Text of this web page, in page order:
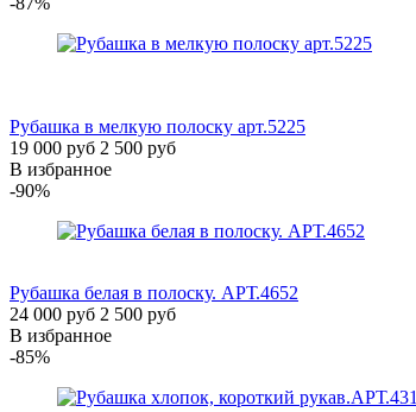
Рубашка в мелкую полоску арт.5225
19 000 руб 2 500 руб
В избранное
-90%
Рубашка белая в полоску. АРТ.4652
24 000 руб 2 500 руб
В избранное
-85%